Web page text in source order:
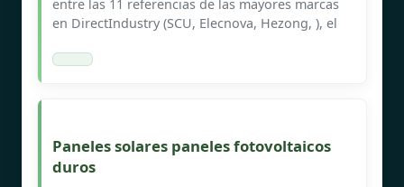
entre las 11 referencias de las mayores marcas
en DirectIndustry (SCU, Elecnova, Hezong, ), el
Paneles solares paneles fotovoltaicos
duros